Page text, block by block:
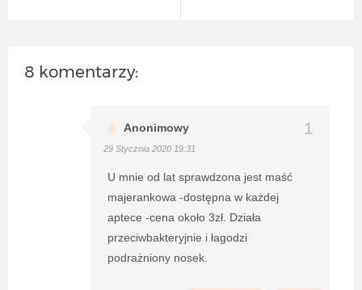
8 komentarzy:
Anonimowy
29 Stycznia 2020 19:31
U mnie od lat sprawdzona jest maść
majerankowa -dostępna w każdej
aptece -cena około 3zł. Działa
przeciwbakteryjnie i łagodzi
podrażniony nosek.